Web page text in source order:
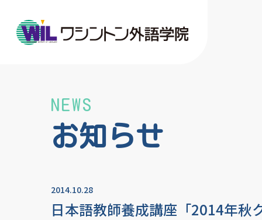
お知らせ
NEWS
2014.10.28
日本語教師養成講座「2014年秋